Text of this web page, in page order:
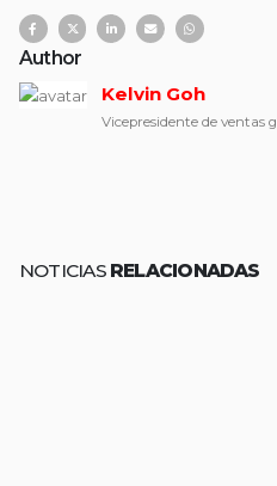
Author
Kelvin Goh
Vicepresidente de ventas
NOTICIAS RELACIONADAS